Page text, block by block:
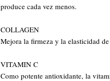
produce cada vez menos.
COLLAGEN
Mejora la firmeza y la elasticidad
VITAMIN C
Como potente antioxidante, la